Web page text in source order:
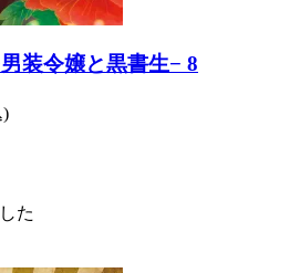
装令嬢と黒書生− 8
)
た